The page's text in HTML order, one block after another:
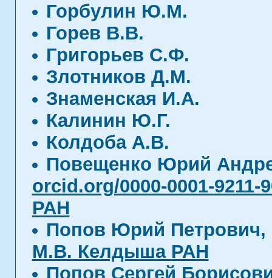
Горбулин Ю.М.
Горев В.В.
Григорьев С.Ф.
Злотников Д.М.
Знаменская И.А.
Калинин Ю.Г.
Колдоба А.В.
Повещенко Юрий
orcid.org/0000-0001-9211-
РАН
Попов Юрий
М.В. Келдыша РАН
Попов Сергей